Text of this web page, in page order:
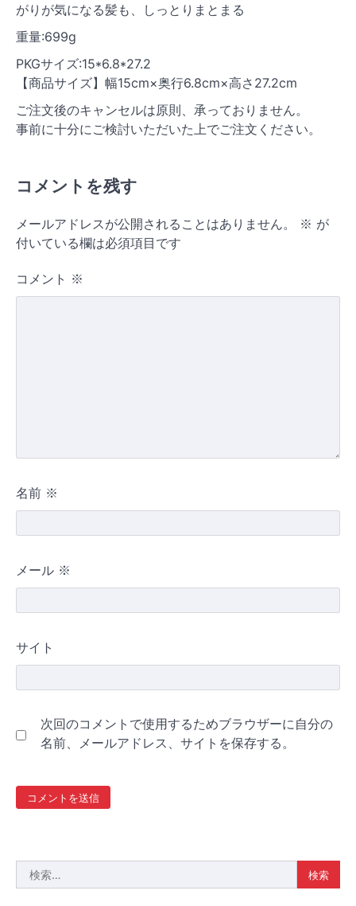
がりが気になる髪も、しっとりまとまる
重量:699g
PKGサイズ:15*6.8*27.2
【商品サイズ】幅15cm×奥行6.8cm×高さ27.2cm
ご注文後のキャンセルは原則、承っておりません。
事前に十分にご検討いただいた上でご注文ください。
コメントを残す
メールアドレスが公開されることはありません。 ※ が
付いている欄は必須項目です
コメント ※
名前 ※
メール ※
サイト
次回のコメントで使用するためブラウザーに自分の
名前、メールアドレス、サイトを保存する。
索: